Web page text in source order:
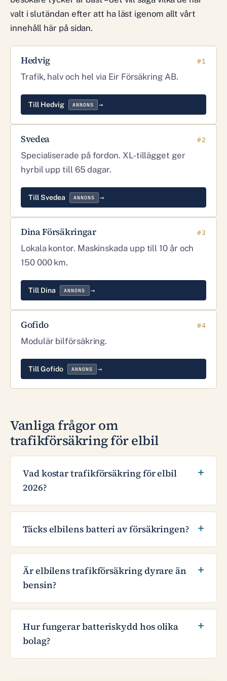
valt i slutändan efter att ha läst igenom allt vårt
innehåll här på sidan.
Hedvig #1
Trafik, halv och hel via Eir Försäkring AB.
Till Hedvig ANNONS
Svedea #2
Specialiserade på fordon. XL-tillägget ger
hyrbil upp till 65 dagar.
Till Svedea ANNONS
Dina Försäkringar #3
Lokala kontor. Maskinskada upp till 10 år och
150 000 km.
Till Dina ANNONS
Gofido #4
Modulär bilförsäkring.
Till Gofido ANNONS
Vanliga frågor om
trafikförsäkring för elbil
Vad kostar trafikförsäkring för elbil
2026?
Täcks elbilens batteri av försäkringen?
Är elbilens trafikförsäkring dyrare än
bensin?
Hur fungerar batteriskydd hos olika
bolag?